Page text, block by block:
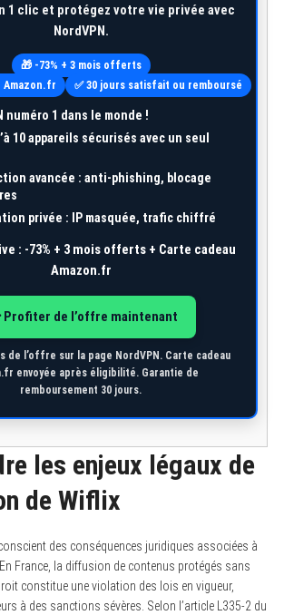
1 clic et protégez votre vie privée avec
NordVPN.
🎁 -73% + 3 mois offerts
✅ 30 jours satisfait ou remboursé
numéro 1 dans le monde !
10 appareils sécurisés avec un seul
avancée : anti-phishing, blocage
privée : IP masquée, trafic chiffré
: -73% + 3 mois offerts + Carte cadeau
Amazon.fr
de l’offre maintenant
de l’offre sur la page NordVPN. Carte cadeau
envoyée après éligibilité. Garantie de
remboursement 30 jours.
les enjeux légaux de
de Wiflix
conscient des conséquences juridiques associées à
France, la diffusion de contenus protégés sans
constitue une violation des lois en vigueur,
à des sanctions sévères. Selon l’article L335-2 du